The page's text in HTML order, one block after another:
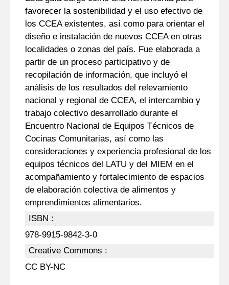
favorecer la sostenibilidad y el uso efectivo de
los CCEA existentes, así como para orientar el
diseño e instalación de nuevos CCEA en otras
localidades o zonas del país. Fue elaborada a
partir de un proceso participativo y de
recopilación de información, que incluyó el
análisis de los resultados del relevamiento
nacional y regional de CCEA, el intercambio y
trabajo colectivo desarrollado durante el
Encuentro Nacional de Equipos Técnicos de
Cocinas Comunitarias, así como las
consideraciones y experiencia profesional de los
equipos técnicos del LATU y del MIEM en el
acompañamiento y fortalecimiento de espacios
de elaboración colectiva de alimentos y
emprendimientos alimentarios.
ISBN :
978-9915-9842-3-0
Creative Commons :
CC BY-NC